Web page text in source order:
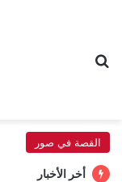
القصة في صور
أخر الأخبار